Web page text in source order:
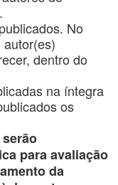
No
dentro do
na íntegra
os
para avaliação
da